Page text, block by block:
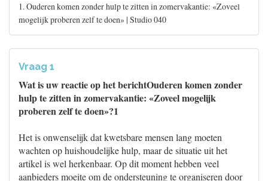
1. Ouderen komen zonder hulp te zitten in zomervakantie: «Zoveel
mogelijk proberen zelf te doen» | Studio 040
Vraag 1
Wat is uw reactie op het berichtOuderen komen zonder
hulp te zitten in zomervakantie: «Zoveel mogelijk
proberen zelf te doen»?1
Het is onwenselijk dat kwetsbare mensen lang moeten
wachten op huishoudelijke hulp, maar de situatie uit het
artikel is wel herkenbaar. Op dit moment hebben veel
aanbieders moeite om de ondersteuning te organiseren door